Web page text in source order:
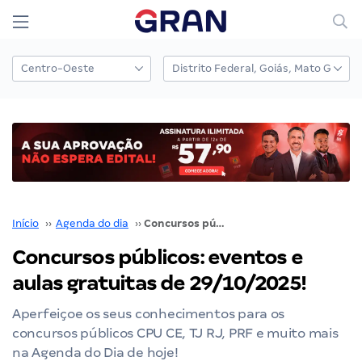
Início ›› Agenda do dia ›› Concursos públicos: eventos e aulas gratuitas de 29/10/2025!
Concursos públicos: eventos e
aulas gratuitas de 29/10/2025!
Aperfeiçoe os seus conhecimentos para os
concursos públicos CPU CE, TJ RJ, PRF e muito mais
na Agenda do Dia de hoje!